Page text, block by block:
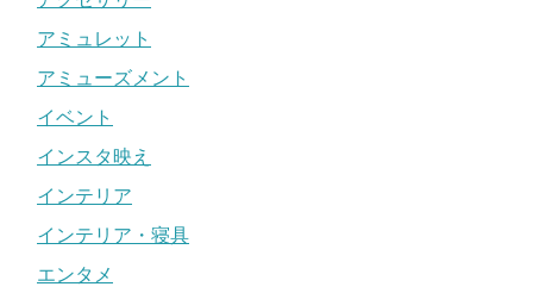
アミュレット
アミューズメント
イベント
インスタ映え
インテリア
インテリア・寝具
エンタメ